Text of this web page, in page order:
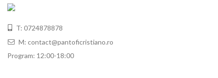
T: 0724878878
M: contact@pantoficristiano.ro
Program: 12:00-18:00